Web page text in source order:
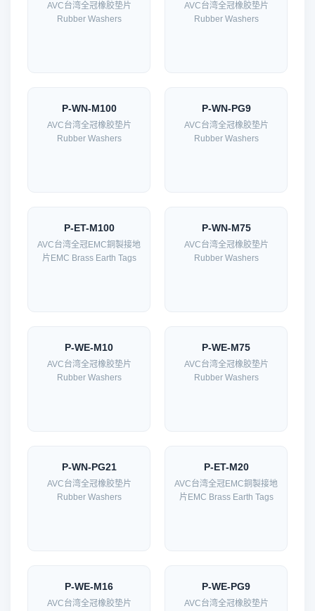
AVC台湾全冠橡胶垫片
Rubber Washers
AVC台湾全冠橡胶垫片
Rubber Washers
P-WN-M100
AVC台湾全冠橡胶垫片
Rubber Washers
P-WN-PG9
AVC台湾全冠橡胶垫片
Rubber Washers
P-ET-M100
AVC台湾全冠EMC銅製接地
片EMC Brass Earth Tags
P-WN-M75
AVC台湾全冠橡胶垫片
Rubber Washers
P-WE-M10
AVC台湾全冠橡胶垫片
Rubber Washers
P-WE-M75
AVC台湾全冠橡胶垫片
Rubber Washers
P-WN-PG21
AVC台湾全冠橡胶垫片
Rubber Washers
P-ET-M20
AVC台湾全冠EMC銅製接地
片EMC Brass Earth Tags
P-WE-M16
AVC台湾全冠橡胶垫片
P-WE-PG9
AVC台湾全冠橡胶垫片